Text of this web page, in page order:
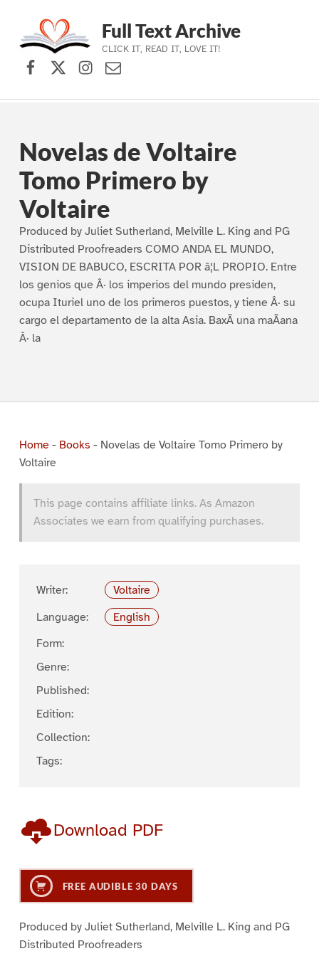
Skip to main navigation
Skip to main content
Skip to footer
Full Text Archive
CLICK IT, READ IT, LOVE IT!
Facebook
X (formerly Twitter)
Instagram
Contact Us
Novelas de Voltaire
Tomo Primero by
Voltaire
Produced by Juliet Sutherland, Melville L. King and PG
Distributed Proofreaders COMO ANDA EL MUNDO,
VISION DE BABUCO, ESCRITA POR â¦L PROPIO. Entre
los genios que Â· los imperios del mundo presiden,
ocupa Ituriel uno de los primeros puestos, y tiene Â· su
cargo el departamento de la alta Asia. BaxÃ una maÃana
Â· la
Home- Books - Novelas de Voltaire Tomo Primero by
Voltaire
This page contains affiliate links. As Amazon
Associates we earn from qualifying purchases.
Writer:
Voltaire
Language:
English
Form:
Genre:
Published:
Edition:
Collection:
Tags:
Download PDF
FREE AUDIBLE 30 DAYS
Produced by Juliet Sutherland, Melville L. King and PG
Distributed Proofreaders